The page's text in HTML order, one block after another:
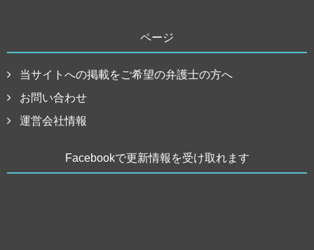
ページ
当サイトへの掲載をご希望の弁護士の方へ
お問い合わせ
運営会社情報
Facebookで更新情報を受け取れます